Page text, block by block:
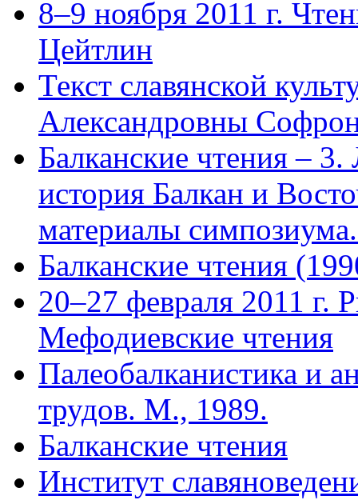
8–9 ноября 2011 г.
Цейтлин
Текст славянской
Александровны
Балканские чтения –
история Балкан и
материалы
Балканские чтения
20–27 февраля 2011 г.
Мефодиевские чтения
Палеобалканистика и
трудов. М., 1989.
Балканские чтения
Институт